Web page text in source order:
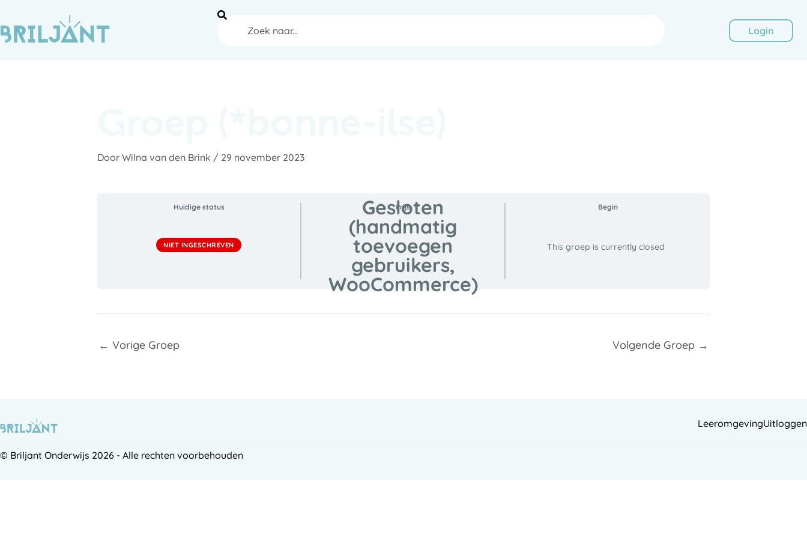
de
inhoud
Zoeken
Login
Door Wilna van den Brink / 29 november 2023
Huidige status
NIET INGESCHREVEN
Prijs
Gesloten
(handmatig
toevoegen
gebruikers,
WooCommerce)
Begin
This groep is currently closed
← Vorige Groep Volgende Groep →
LeeromgevingUitloggen
© Briljant Onderwijs 2026 - Alle rechten voorbehouden